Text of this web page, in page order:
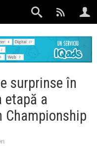
surprinse în
etapă a
Championship